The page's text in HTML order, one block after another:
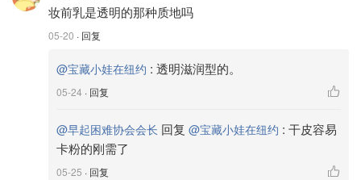
妆前乳是透明的那种质地吗
05-20 · 回复
@宝藏小娃在纽约 : 透明滋润型的。
05-24 · 回复
@早起困难协会会长 回复 @宝藏小娃在纽约 : 干皮容易
卡粉的刚需了
05-25 · 回复